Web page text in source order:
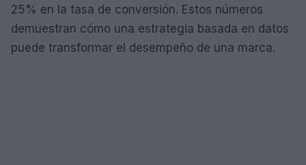
25% en la tasa de conversión. Estos números
demuestran cómo una estrategia basada en datos
puede transformar el desempeño de una marca.